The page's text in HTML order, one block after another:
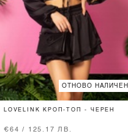
ОТНОВО НАЛИЧЕН
LOVELINK КРОП-ТОП - ЧЕРЕН
€64 / 125.17 ЛВ.